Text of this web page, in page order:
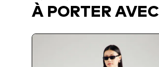
À PORTER AVEC